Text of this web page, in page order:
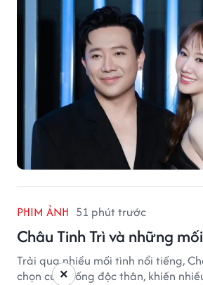
PHIM ẢNH 51 phút trước
Châu Tinh Trì và những
Trải qua nhiều mối tình nổi tiếng,
chọn cuộc sống độc thân, khiến
×